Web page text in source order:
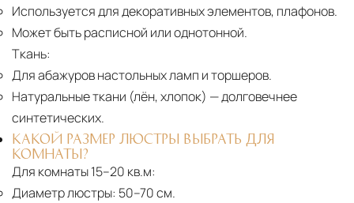
Используется для декоративных элементов, плафонов.
Может быть расписной или однотонной.
Ткань:
Для абажуров настольных ламп и торшеров.
Натуральные ткани (лён, хлопок) — долговечнее
синтетических.
КАКОЙ РАЗМЕР ЛЮСТРЫ ВЫБРАТЬ ДЛЯ
КОМНАТЫ?
Для комнаты 15–20 кв.м:
Диаметр люстры: 50–70 см.